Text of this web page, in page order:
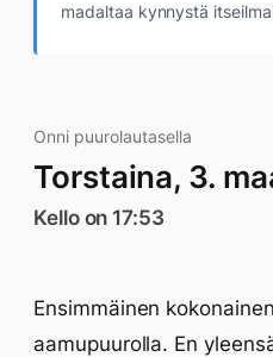
madaltaa kynnystä
Onni puurolautasella
Torstaina, 3.
Kello on 17:53
Ensimmäinen
aamupuurolla. En